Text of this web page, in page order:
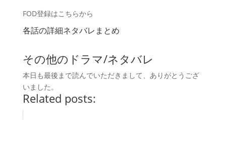
FOD登録はこちらから
各話の詳細ネタバレまとめ
その他のドラマ/ネタバレ
本日も最後まで読んでいただきまして、ありがとうござ
いました。
Related posts: